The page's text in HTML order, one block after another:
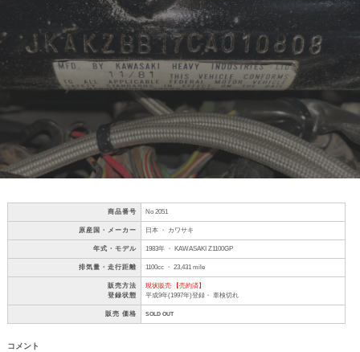
商品番号 No 2051
原産国・メーカー 日本 ・ カワサキ
年式・モデル 1983年 ・ KAWASAKI Z1100GP
排気量・走行距離 1100cc ・ 23,431 mile
販売方法
登録状態
現状販売 【売約済】
平成9年(1997年)登録・ 車検切れ
販売 価格 SOLD OUT
コメント